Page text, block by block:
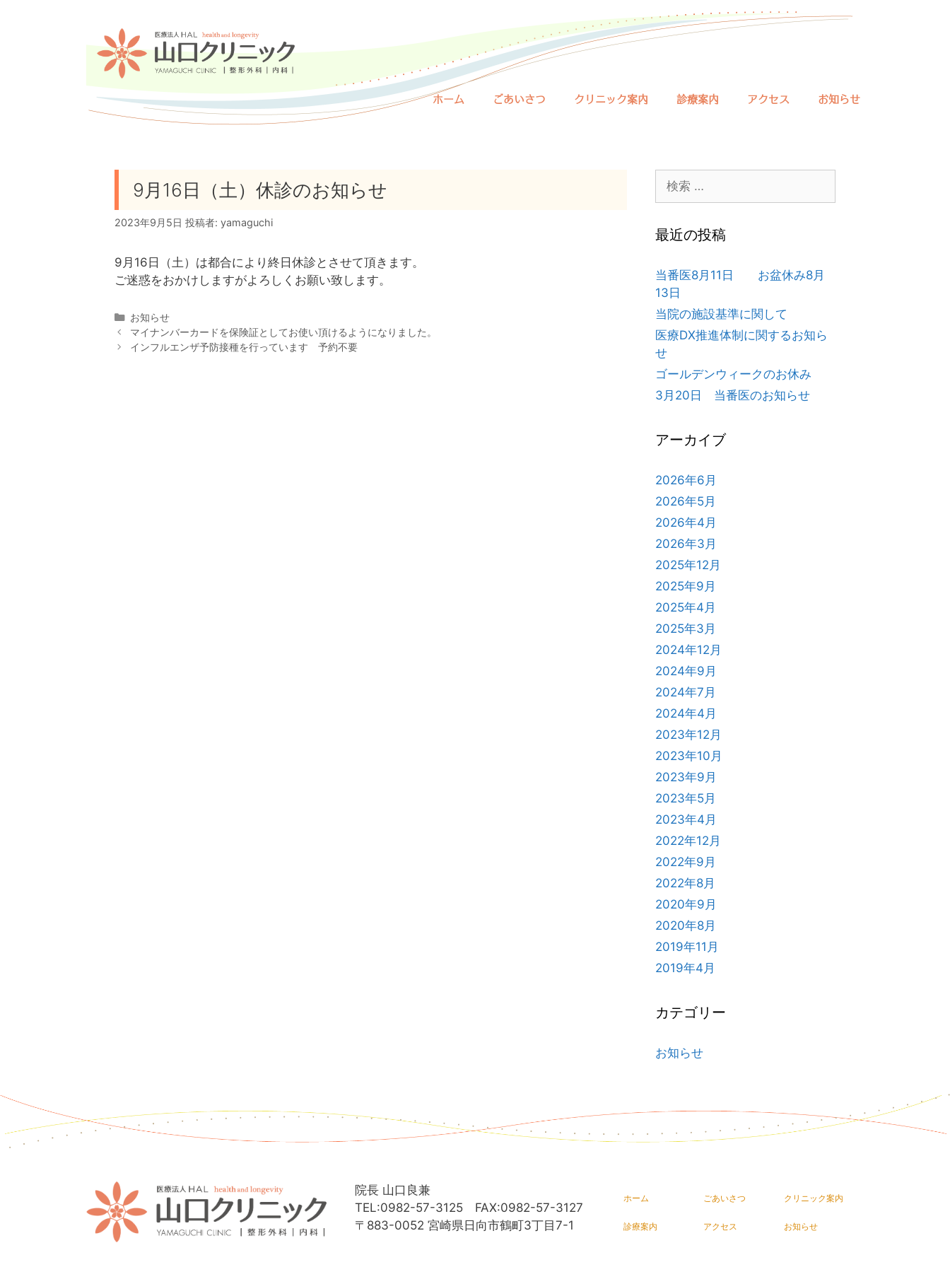
ホーム ごあいさつ クリニック案内 診療案内 アクセス お知らせ
9月16日（土）休診のお知らせ
2023年9月5日 投稿者: yamaguchi
9月16日（土）は都合により終日休診とさせて頂きます。
ご迷惑をおかけしますがよろしくお願い致します。
カ
テ
ゴ
お知らせ
投
稿
マイナンバーカードを保険証としてお使い頂けるようになりました。
インフルエンザ予防接種を行っています 予約不要
索:
最近の投稿
当番医8月11日 お盆休み8月
13日
当院の施設基準に関して
医療DX推進体制に関するお知ら
せ
ゴールデンウィークのお休み
3月20日 当番医のお知らせ
アーカイブ
2026年6月
2026年5月
2026年4月
2026年3月
2025年12月
2025年9月
2025年4月
2025年3月
2024年12月
2024年9月
2024年7月
2024年4月
2023年12月
2023年10月
2023年9月
2023年5月
2023年4月
2022年12月
2022年9月
2022年8月
2020年9月
2020年8月
2019年11月
2019年4月
カテゴリー
お知らせ
院長 山口良兼
TEL:0982-57-3125 FAX:0982-57-3127
〒883-0052 宮崎県日向市鶴町3丁目7-1
ホーム ごあいさつ クリニック案内
診療案内 アクセス お知らせ